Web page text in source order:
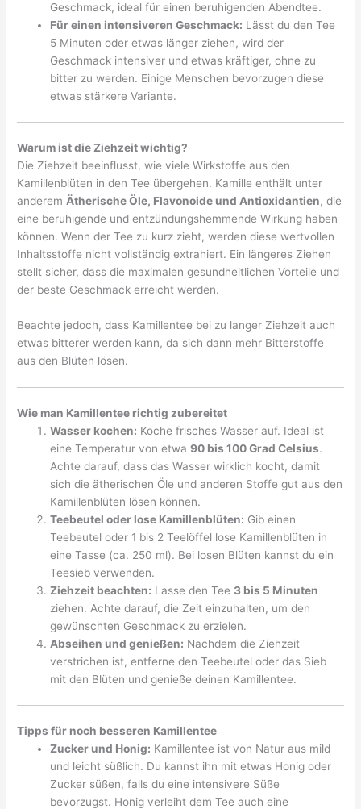
Geschmack, ideal für einen beruhigenden Abendtee.
Für einen intensiveren Geschmack: Lässt du den Tee
5 Minuten oder etwas länger ziehen, wird der
Geschmack intensiver und etwas kräftiger, ohne zu
bitter zu werden. Einige Menschen bevorzugen diese
etwas stärkere Variante.
Warum ist die Ziehzeit wichtig?
Die Ziehzeit beeinflusst, wie viele Wirkstoffe aus den
Kamillenblüten in den Tee übergehen. Kamille enthält unter
anderem Ätherische Öle, Flavonoide und Antioxidantien, die
eine beruhigende und entzündungshemmende Wirkung haben
können. Wenn der Tee zu kurz zieht, werden diese wertvollen
Inhaltsstoffe nicht vollständig extrahiert. Ein längeres Ziehen
stellt sicher, dass die maximalen gesundheitlichen Vorteile und
der beste Geschmack erreicht werden.
Beachte jedoch, dass Kamillentee bei zu langer Ziehzeit auch
etwas bitterer werden kann, da sich dann mehr Bitterstoffe
aus den Blüten lösen.
Wie man Kamillentee richtig zubereitet
Wasser kochen: Koche frisches Wasser auf. Ideal ist
eine Temperatur von etwa90 bis 100 Grad Celsius.
Achte darauf, dass das Wasser wirklich kocht, damit
sich die ätherischen Öle und anderen Stoffe gut aus den
Kamillenblüten lösen können.
Teebeutel oder lose Kamillenblüten: Gib einen
Teebeutel oder 1 bis 2 Teelöffel lose Kamillenblüten in
eine Tasse (ca. 250 ml). Bei losen Blüten kannst du ein
Teesieb verwenden.
Ziehzeit beachten: Lasse den Tee 3 bis 5 Minuten
ziehen. Achte darauf, die Zeit einzuhalten, um den
gewünschten Geschmack zu erzielen.
Abseihen und genießen: Nachdem die Ziehzeit
verstrichen ist, entferne den Teebeutel oder das Sieb
mit den Blüten und genieße deinen Kamillentee.
Tipps für noch besseren Kamillentee
Zucker und Honig: Kamillentee ist von Natur aus mild
und leicht süßlich. Du kannst ihn mit etwas Honig oder
Zucker süßen, falls du eine intensivere Süße
bevorzugst. Honig verleiht dem Tee auch eine